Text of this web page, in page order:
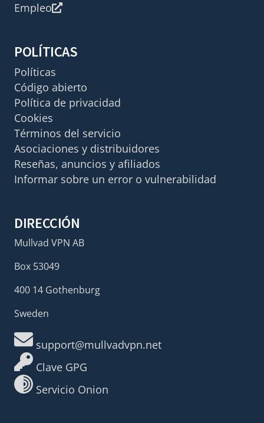
Empleo
POLÍTICAS
Políticas
Código abierto
Política de privacidad
Cookies
Términos del servicio
Asociaciones y distribuidores
Reseñas, anuncios y afiliados
Informar sobre un error o vulnerabilidad
DIRECCIÓN
Mullvad VPN AB
Box 53049
400 14 Gothenburg
Sweden
support@mullvadvpn.net
Clave GPG
Servicio Onion